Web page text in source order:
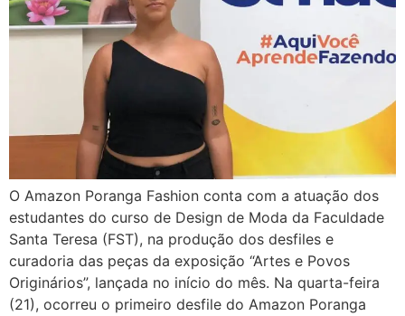
O Amazon Poranga Fashion conta com a atuação dos
estudantes do curso de Design de Moda da Faculdade
Santa Teresa (FST), na produção dos desfiles e
curadoria das peças da exposição “Artes e Povos
Originários”, lançada no início do mês. Na quarta-feira
(21), ocorreu o primeiro desfile do Amazon Poranga